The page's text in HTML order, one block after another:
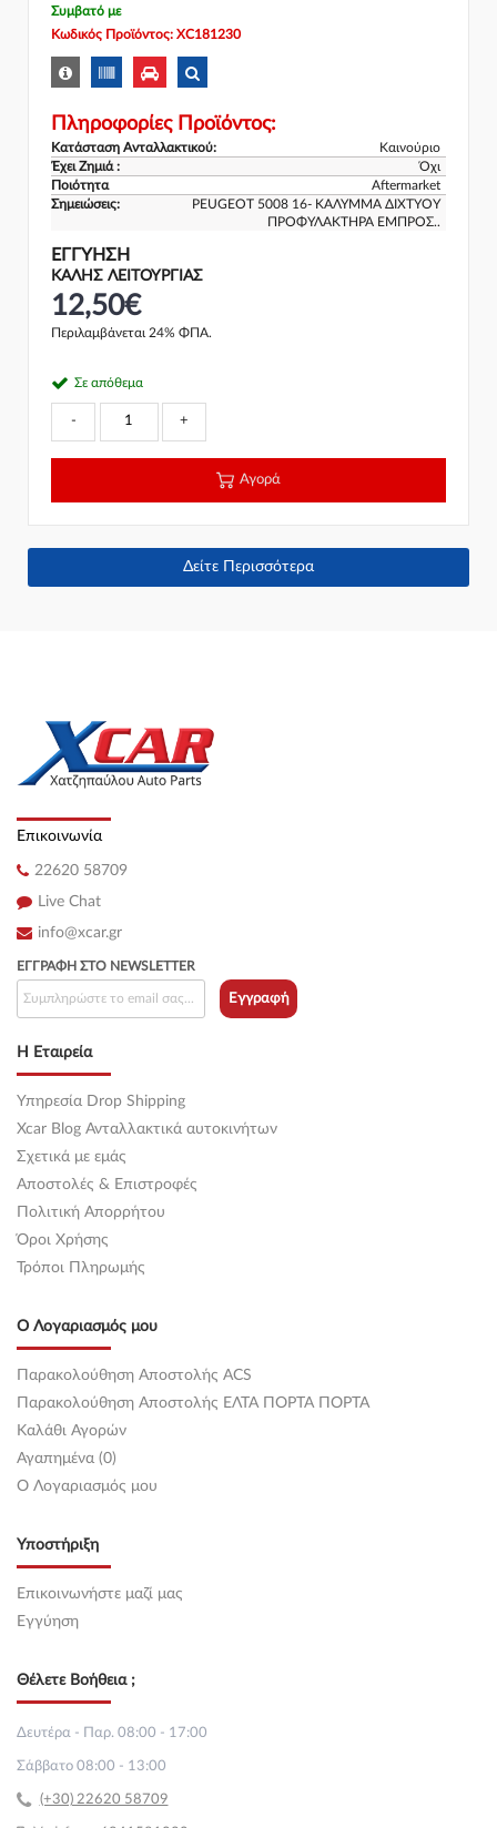
Συμβατό με
Κωδικός Προϊόντος: XC181230
Πληροφορίες Προϊόντος:
Κατάσταση Ανταλλακτικού:
Καινούριο
Έχει Ζημιά :
Όχι
Ποιότητα
Aftermarket
Σημειώσεις:
PEUGEOT 5008 16- ΚΑΛΥΜΜΑ ΔΙΧΤΥΟΥ
ΠΡΟΦΥΛΑΚΤΗΡΑ ΕΜΠΡΟΣ..
ΕΓΓΎΗΣΗ
ΚΑΛΗΣ ΛΕΙΤΟΥΡΓΙΑΣ
12,50€
Περιλαμβάνεται 24% ΦΠΑ.
Σε απόθεμα
- +
Αγορά
Δείτε Περισσότερα
Επικοινωνία
22620 58709
Live Chat
info@xcar.gr
Η Εταιρεία
Υπηρεσία Drop Shipping
Xcar Blog Ανταλλακτικά αυτοκινήτων
Σχετικά με εμάς
Αποστολές & Επιστροφές
Πολιτική Απορρήτου
Όροι Χρήσης
Τρόποι Πληρωμής
Ο Λογαριασμός μου
Παρακολούθηση Αποστολής ACS
Παρακολούθηση Αποστολής ΕΛΤΑ ΠΟΡΤΑ ΠΟΡΤΑ
Καλάθι Αγορών
Αγαπημένα (0)
O Λογαριασμός μου
Υποστήριξη
Επικοινωνήστε μαζί μας
Εγγύηση
ΕΓΓΡΑΦΉ ΣΤΟ NEWSLETTER
Εγγραφή
Θέλετε Βοήθεια ;
Δευτέρα - Παρ. 08:00 - 17:00
Σάββατο 08:00 - 13:00
(+30) 22620 58709